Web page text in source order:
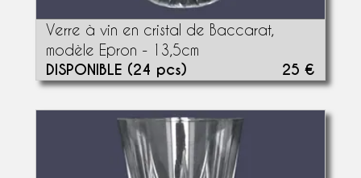
Verre à vin en cristal de Baccarat,
modèle Epron - 13,5cm
DISPONIBLE (24 pcs) 25 €